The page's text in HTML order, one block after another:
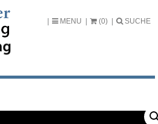
MENU (0) SUCHE